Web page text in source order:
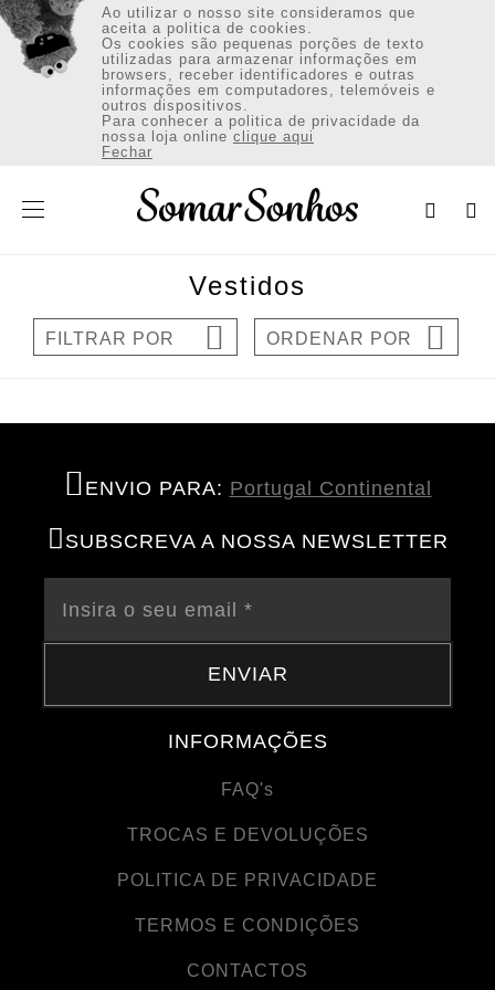
VESTUÁRIO
CALÇADO
ACESSÓRIOS
Envio:Portugal Continental (€)
Ao utilizar o nosso site consideramos que
aceita a politica de cookies.
Os cookies são pequenas porções de texto
utilizadas para armazenar informações em
browsers, receber identificadores e outras
informações em computadores, telemóveis e
outros dispositivos.
Para conhecer a politica de privacidade da
nossa loja online clique aqui
Fechar
Vestidos
FILTRAR POR ORDENAR POR
ENVIO PARA: Portugal Continental
SUBSCREVA A NOSSA NEWSLETTER
ENVIAR
INFORMAÇÕES
FAQ's
TROCAS E DEVOLUÇÕES
POLITICA DE PRIVACIDADE
TERMOS E CONDIÇÕES
CONTACTOS